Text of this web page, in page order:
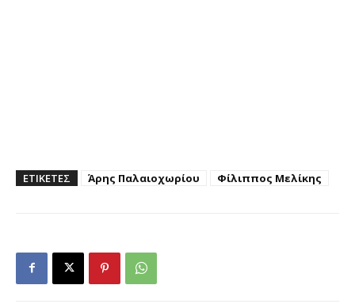
ΕΤΙΚΕΤΕΣ Άρης Παλαιοχωρίου Φίλιππος Μελίκης